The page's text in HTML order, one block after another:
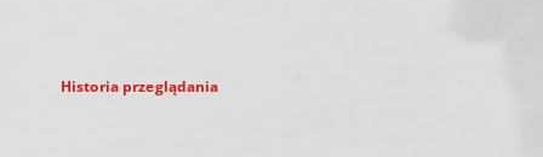
Historia przeglądania